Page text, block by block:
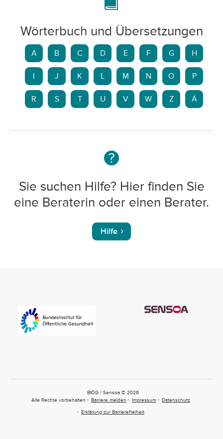
Wörterbuch und Übersetzungen
A B C D E F G H
J K L M N O P
R S T U V W Z Ä
Sie suchen Hilfe? Hier finden Sie
eine Beraterin oder einen Berater.
Hilfe
BIÖG / Sensoa © 2026
Alle Rechte vorbehalten
Barriere melden Impressum Datenschutz
Erklärung zur Barrierefreiheit